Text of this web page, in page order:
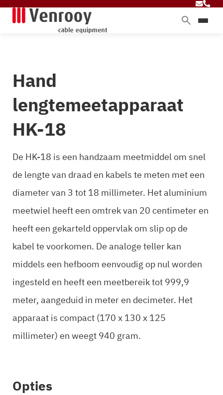
Diensten
Branches
Over ons
Blog
Contact
Hand
lengtemeetapparaat
HK-18
De HK-18 is een handzaam meetmiddel om snel
de lengte van draad en kabels te meten met een
diameter van 3 tot 18 millimeter. Het aluminium
meetwiel heeft een omtrek van 20 centimeter en
heeft een gekarteld oppervlak om slip op de
kabel te voorkomen. De analoge teller kan
middels een hefboom eenvoudig op nul worden
ingesteld en heeft een meetbereik tot 999,9
meter, aangeduid in meter en decimeter. Het
apparaat is compact (170 x 130 x 125
millimeter) en weegt 940 gram.
Opties